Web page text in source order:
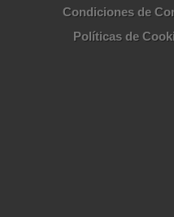
Condiciones de
Políticas de